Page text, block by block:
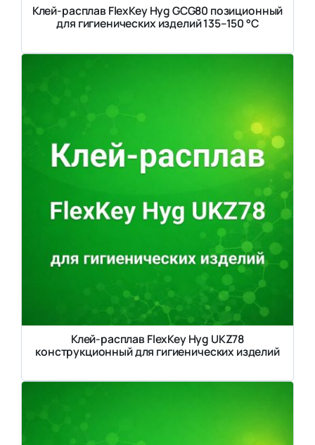
Клей-расплав FlexKey Hyg GCG80 позиционный
для гигиенических изделий 135–150 °C
Клей-расплав FlexKey Hyg UKZ78
конструкционный для гигиенических изделий